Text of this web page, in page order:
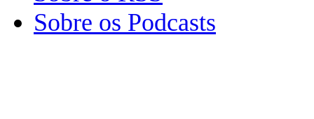
Sobre os Podcasts